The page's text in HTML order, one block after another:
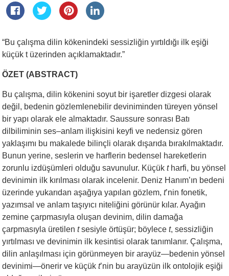
“Bu çalışma dilin kökenindeki sessizliğin yırtıldığı ilk eşiği
küçük t üzerinden açıklamaktadır.”
ÖZET (ABSTRACT)
Bu çalışma, dilin kökenini soyut bir işaretler dizgesi olarak
değil, bedenin gözlemlenebilir deviniminden türeyen yönsel
bir yapı olarak ele almaktadır. Saussure sonrası Batı
dilbiliminin ses–anlam ilişkisini keyfi ve nedensiz gören
yaklaşımı bu makalede bilinçli olarak dışarıda bırakılmaktadır.
Bunun yerine, seslerin ve harflerin bedensel hareketlerin
zorunlu izdüşümleri olduğu savunulur. Küçüktharfi, bu yönsel
devinimin ilk kırılması olarak incelenir. Deniz Hanım’ın bedeni
üzerinde yukarıdan aşağıya yapılan gözlem,t’nin fonetik,
yazımsal ve anlam taşıyıcı niteliğini görünür kılar. Ayağın
zemine çarpmasıyla oluşan devinim, dilin damağa
çarpmasıyla üretilentsesiyle örtüşür; böylecet, sessizliğin
yırtılması ve devinimin ilk kesintisi olarak tanımlanır. Çalışma,
dilin anlaşılması için görünmeyen bir arayüz—bedenin yönsel
devinimi—önerir ve küçükt’nin bu arayüzün ilk ontolojik eşiği